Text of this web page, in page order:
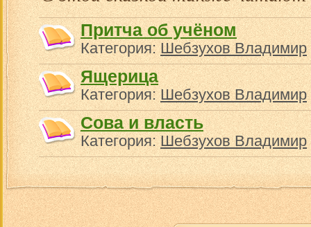
Притча об учёном
Категория:Шебзухов Владимир
Ящерица
Категория:Шебзухов Владимир
Сова и власть
Категория:Шебзухов Владимир